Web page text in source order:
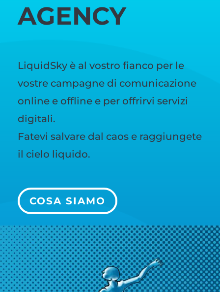
AGENCY
LiquidSky è al vostro fianco per le
vostre campagne di comunicazione
online e offline e per offrirvi servizi
digitali.
Fatevi salvare dal caos e raggiungete
il cielo liquido.
COSA SIAMO